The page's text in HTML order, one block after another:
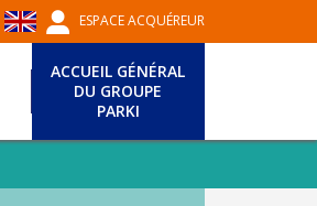
ESPACE ACQUÉREUR
ACCUEIL GÉNÉRAL
DU GROUPE
PARKI